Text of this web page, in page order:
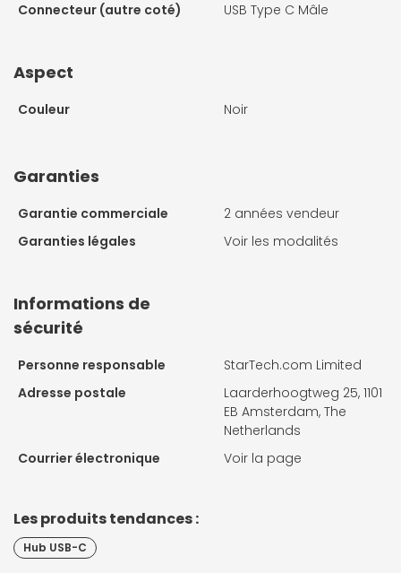
Connecteur (autre coté)
USB Type C Mâle
Aspect
Couleur Noir
Garanties
Garantie commerciale
2 années vendeur
Garanties légales
Voir les modalités
Informations de
sécurité
Personne responsable
StarTech.com Limited
Adresse postale
Laarderhoogtweg 25, 1101
EB Amsterdam, The
Netherlands
Courrier électronique
Voir la page
Les produits tendances :
Hub USB-C